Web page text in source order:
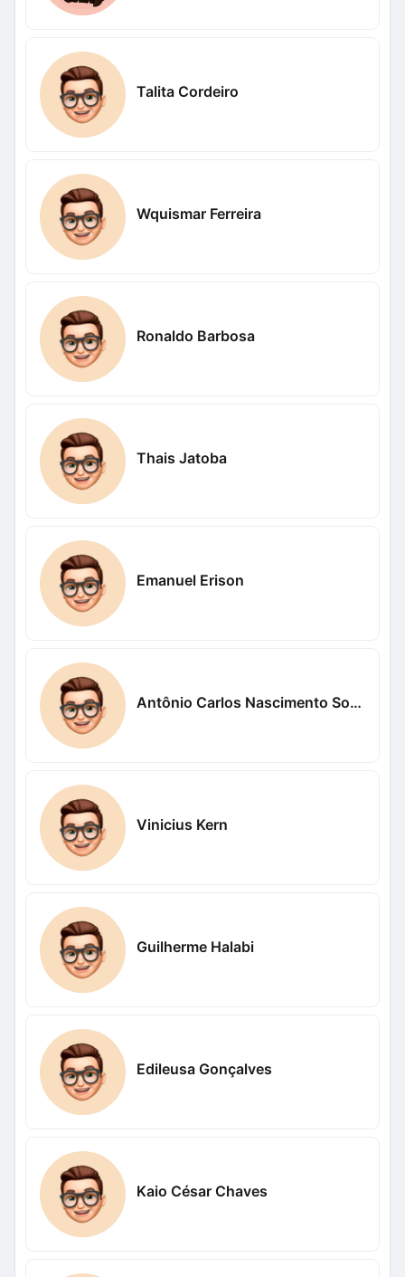
Talita Cordeiro
Wquismar Ferreira
Ronaldo Barbosa
Thais Jatoba
Emanuel Erison
Antônio Carlos Nascimento Sousa Nascimento
Vinicius Kern
Guilherme Halabi
Edileusa Gonçalves
Kaio César Chaves